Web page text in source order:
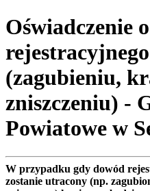
Oświadczenie
(zagubieniu,
zniszczeniu) -
Powiatowe w
W przypadku gdy dowód
zostanie utracony (np.